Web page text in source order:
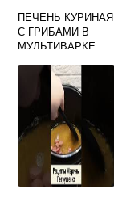
ПЕЧЕНЬ КУРИНАЯ
С ГРИБАМИ В
МУЛЬТИВАРКЕ